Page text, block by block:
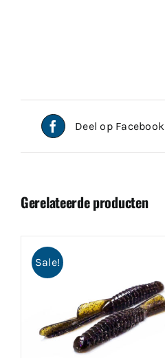
Deel op Facebook
Gerelateerde producten
Sale!